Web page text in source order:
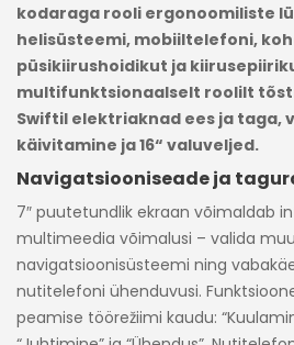
kodaraga rooli ergonoomiliste
helisüsteemi, mobiiltelefoni,
püsikiirushoidikut ja
multifunktsionaalselt roolilt
Swiftil elektriaknad ees ja taga,
käivitamine ja 16“ valuveljed.
Navigatsiooniseade ja
7″ puutetundlik ekraan võimaldab
multimeedia võimalusi – valida
navigatsioonisüsteemi ning
nutitelefoni ühenduvusi.
peamise töörežiimi kaudu: